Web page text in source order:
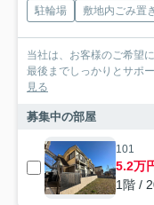
駐輪場 敷地内ごみ置
当社は、お客様のご希望
最後までしっかりとサポ
見る
募集中の部屋
101
5.2万
1階 /